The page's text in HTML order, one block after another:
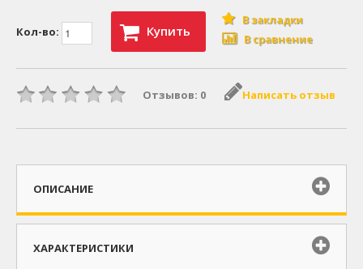
Кол-во: Купить
В закладки
В сравнение
Отзывов: 0 Написать отзыв
ОПИСАНИЕ
ХАРАКТЕРИСТИКИ